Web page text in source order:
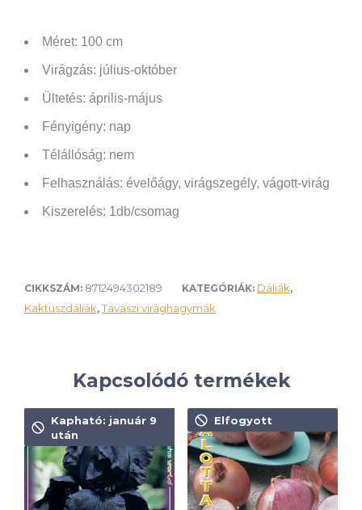
Méret: 100 cm
Virágzás: július-október
Ültetés: április-május
Fényigény: nap
Télállóság: nem
Felhasználás: évelőágy, virágszegély, vágott-virág
Kiszerelés: 1db/csomag
CIKKSZÁM: 8712494302189 KATEGÓRIÁK: Dáliák,
Kaktuszdáliák,Tavaszi virághagymák
Kapcsolódó termékek
Kapható: január 9
után
Elfogyott